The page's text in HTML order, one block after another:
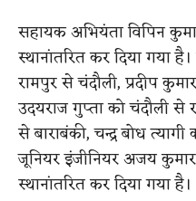
सहायक अभियंता विपिन
स्थानांतरित कर दिया गया
रामपुर से चंदौली, प्रदीप
उदयराज गुप्ता को चंदौली
से बाराबंकी, चन्द्र बोध
जूनियर इंजीनियर अजय
स्थानांतरित कर दिया गया है।